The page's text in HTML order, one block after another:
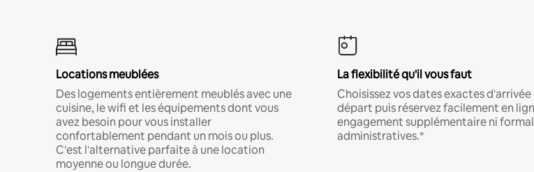
Locations meublées
Des logements entièrement meublés avec une
cuisine, le wifi et les équipements dont vous
avez besoin pour vous installer
confortablement pendant un mois ou plus.
C'est l'alternative parfaite à une location
moyenne ou longue durée.
La flexibilité qu'il vous faut
Choisissez vos dates exactes
départ puis réservez facilement en
engagement supplémentaire ni
administratives.*